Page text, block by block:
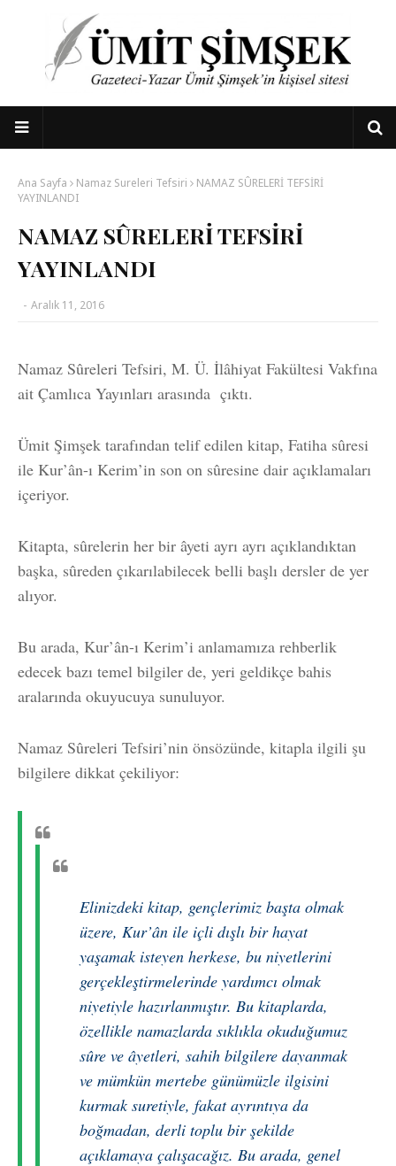
Ana Sayfa Namaz Sureleri Tefsiri
NAMAZ SÛRELERİ TEFSİRİ
YAYINLANDI
NAMAZ SÛRELERİ TEFSİRİ
YAYINLANDI
- Aralık 11, 2016
Namaz Sûreleri Tefsiri, M. Ü. İlâhiyat Fakültesi Vakfına
ait Çamlıca Yayınları arasında çıktı.
Ümit Şimşek tarafından telif edilen kitap, Fatiha sûresi
ile Kur’ân-ı Kerim’in son on sûresine dair açıklamaları
içeriyor.
Kitapta, sûrelerin her bir âyeti ayrı ayrı açıklandıktan
başka, sûreden çıkarılabilecek belli başlı dersler de yer
alıyor.
Bu arada, Kur’ân-ı Kerim’i anlamamıza rehberlik
edecek bazı temel bilgiler de, yeri geldikçe bahis
aralarında okuyucuya sunuluyor.
Namaz Sûreleri Tefsiri’nin önsözünde, kitapla ilgili şu
bilgilere dikkat çekiliyor:
Elinizdeki kitap, gençlerimiz başta olmak
üzere, Kur’ân ile içli dışlı bir hayat
yaşamak isteyen herkese, bu niyetlerini
gerçekleştirmelerinde yardımcı olmak
niyetiyle hazırlanmıştır. Bu kitaplarda,
özellikle namazlarda sıklıkla okuduğumuz
sûre ve âyetleri, sahih bilgilere dayanmak
ve mümkün mertebe günümüzle ilgisini
kurmak suretiyle, fakat ayrıntıya da
boğmadan, derli toplu bir şekilde
açıklamaya çalışacağız. Bu arada, genel